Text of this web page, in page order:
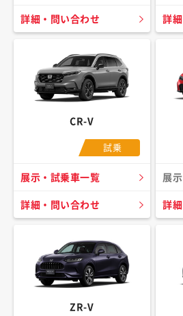
詳細・問い合わせ 詳
CR-V
試乗
展示・試乗車一覧
詳細・問い合わせ
展
詳
ZR-V